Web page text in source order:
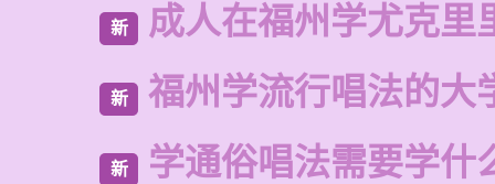
新 成人在福州学尤克里
新 福州学流行唱法的大
新 学通俗唱法需要学什